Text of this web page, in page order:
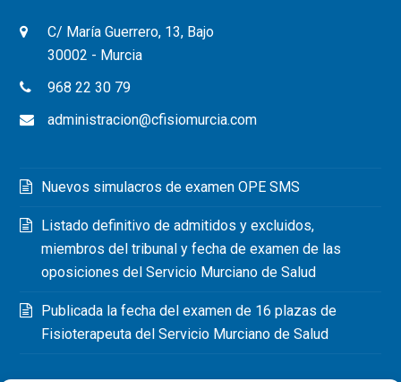
C/ María Guerrero, 13, Bajo
30002 - Murcia
968 22 30 79
administracion@cfisiomurcia.com
Nuevos simulacros de examen OPE SMS
Listado definitivo de admitidos y excluidos,
miembros del tribunal y fecha de examen de las
oposiciones del Servicio Murciano de Salud
Publicada la fecha del examen de 16 plazas de
Fisioterapeuta del Servicio Murciano de Salud